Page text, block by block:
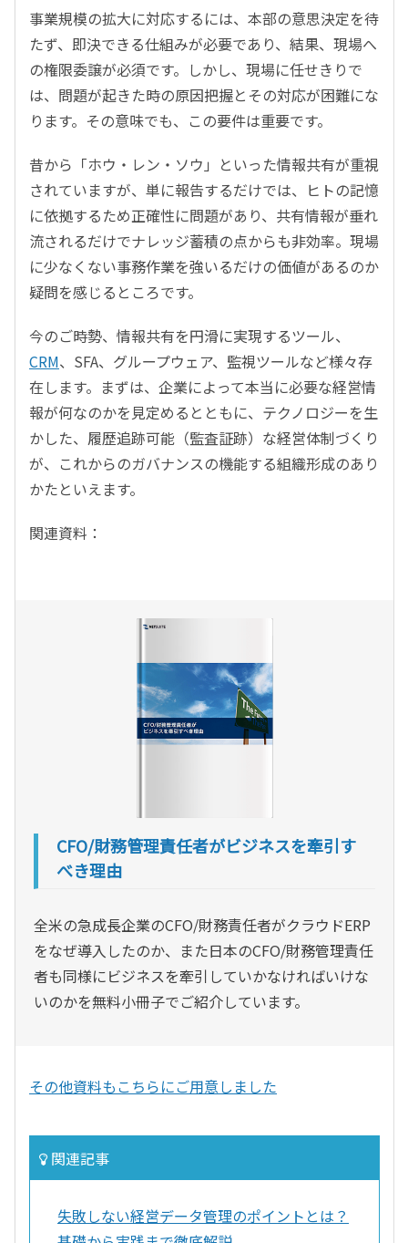
事業規模の拡大に対応するには、本部の意思決定を待
たず、即決できる仕組みが必要であり、結果、現場へ
の権限委譲が必須です。しかし、現場に任せきりで
は、問題が起きた時の原因把握とその対応が困難にな
ります。その意味でも、この要件は重要です。
昔から「ホウ・レン・ソウ」といった情報共有が重視
されていますが、単に報告するだけでは、ヒトの記憶
に依拠するため正確性に問題があり、共有情報が垂れ
流されるだけでナレッジ蓄積の点からも非効率。現場
に少なくない事務作業を強いるだけの価値があるのか
疑問を感じるところです。
今のご時勢、情報共有を円滑に実現するツール、
CRM、SFA、グループウェア、監視ツールなど様々存
在します。まずは、企業によって本当に必要な経営情
報が何なのかを見定めるとともに、テクノロジーを生
かした、履歴追跡可能（監査証跡）な経営体制づくり
が、これからのガバナンスの機能する組織形成のあり
かたといえます。
関連資料：
CFO/財務管理責任者がビジネスを牽引す
べき理由
全米の急成長企業のCFO/財務責任者がクラウドERP
をなぜ導入したのか、また日本のCFO/財務管理責任
者も同様にビジネスを牽引していかなければいけな
いのかを無料小冊子でご紹介しています。
その他資料もこちらにご用意しました
関連記事
失敗しない経営データ管理のポイントとは？